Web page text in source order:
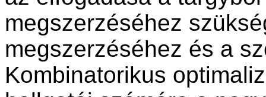
megszerzéséhez
megszerzéséhez és a
Kombinatorikus